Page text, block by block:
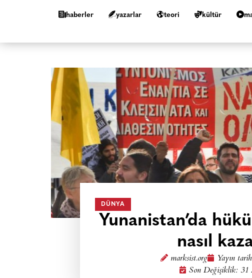
haberler yazarlar teori kültür
DÜNYA
Yunanistan’da
nasıl
marksist.org Yayın
Son Değişiklik: 31